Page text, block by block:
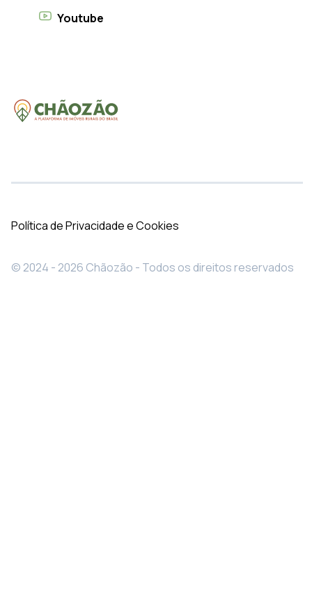
Youtube
Política de Privacidade e Cookies
© 2024 - 2026 Chãozão - Todos os direitos reservados